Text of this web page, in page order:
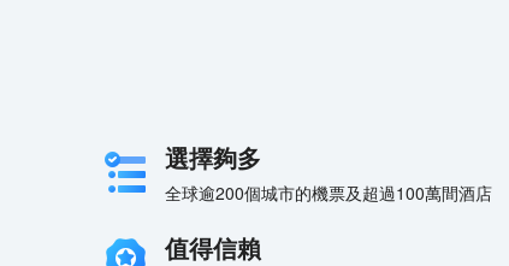
選擇夠多
全球逾200個城市的機票及超過100萬間酒店
值得信賴